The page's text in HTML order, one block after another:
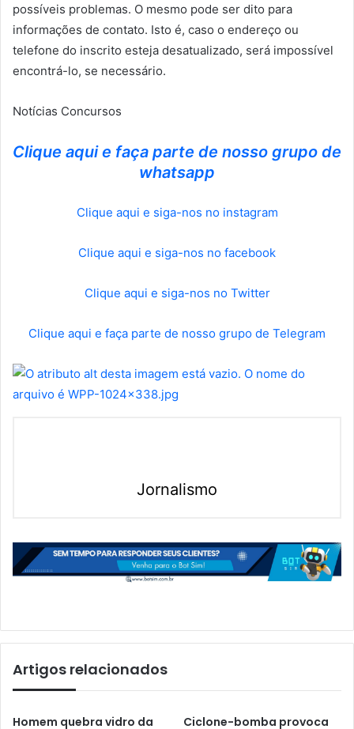
possíveis problemas. O mesmo pode ser dito para
informações de contato. Isto é, caso o endereço ou
telefone do inscrito esteja desatualizado, será impossível
encontrá-lo, se necessário.
Notícias Concursos
Clique aqui e faça parte de nosso grupo de
whatsapp
Clique aqui e siga-nos no instagram
Clique aqui e siga-nos no facebook
Clique aqui e siga-nos no Twitter
Clique aqui e faça parte de nosso grupo de Telegram
Jornalismo
Artigos relacionados
Homem quebra vidro da
Ciclone-bomba provoca